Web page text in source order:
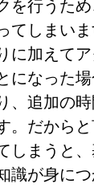
を行うた
てしまい
に加えて
になった
、追加の
。だから
しまうと
識が身に